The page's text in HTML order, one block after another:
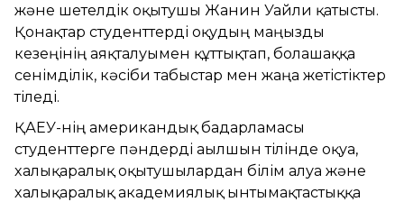
және шетелдік оқытушы Жанин Уайли қатысты.
Қонақтар студенттерді оқудың маңызды
кезеңінің аяқталуымен құттықтап, болашаққа
сенімділік, кәсіби табыстар мен жаңа жетістіктер
тіледі.
ҚАЕУ-нің американдық бағдарламасы
студенттерге пәндерді ағылшын тілінде оқуға,
халықаралық оқытушылардан білім алуға және
халықаралық академиялық ынтымақтастыққа